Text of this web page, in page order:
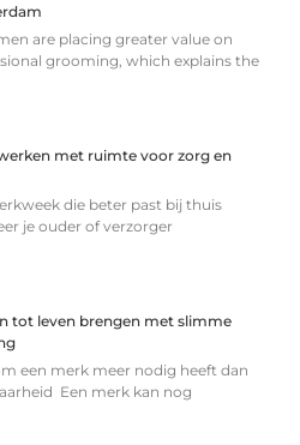
are placing greater value on
grooming, which explains the
met ruimte voor zorg en
die beter past bij thuis
je ouder of verzorger
tot leven brengen met slimme
een merk meer nodig heeft dan
Een merk kan nog